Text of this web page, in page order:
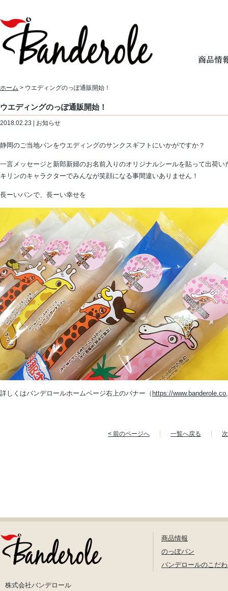
ホーム > ウエディングのっぽ通販開始！
ウエディングのっぽ通販開始！
2018.02.23 | お知らせ
静岡のご当地パンをウエディングのサンクスギフトにいかがですか？
一言メッセージと新郎新婦のお名前入りのオリジナルシールを貼って出荷い
キリンのキャラクターでみんなが笑顔になる事間違いありません！
長ーいパンで、長ーい幸せを
詳しくはバンデロールホームページ右上のバナー（ https://
< 前のページへ 一覧へ戻る
株式会社バンデロール
商品情報
のっぽパン
バンデロールのこだ